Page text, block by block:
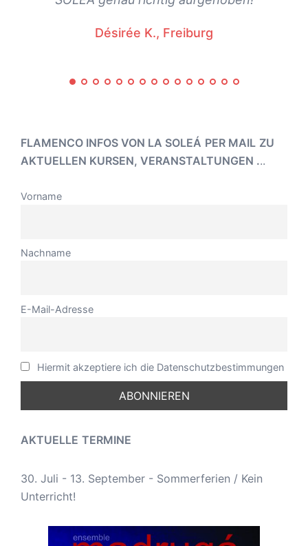
Désirée K., Freiburg
FLAMENCO INFOS VON LA SOLEÁ PER MAIL ZU
AKTUELLEN KURSEN, VERANSTALTUNGEN ...
Vorname
Nachname
E-Mail-Adresse
Hiermit akzeptiere ich die Datenschutzbestimmungen
AKTUELLE TERMINE
30. Juli - 13. September - Sommerferien / Kein
Unterricht!